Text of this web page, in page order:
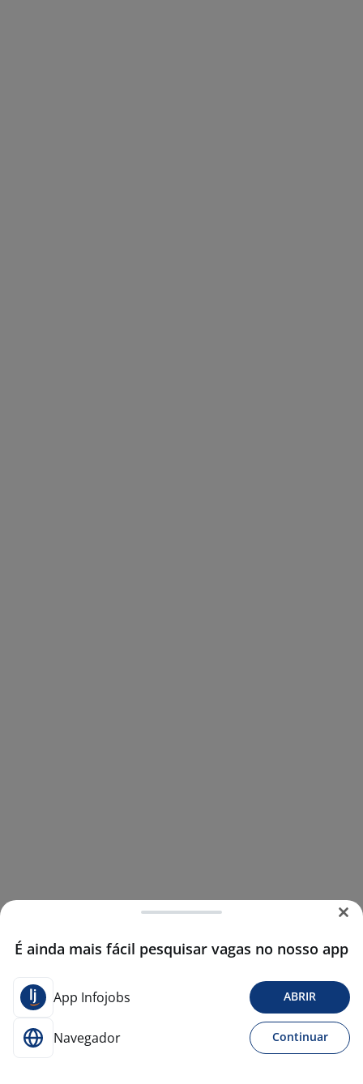
É ainda mais fácil pesquisar vagas no nosso app
App Infojobs ABRIR
Navegador Continuar